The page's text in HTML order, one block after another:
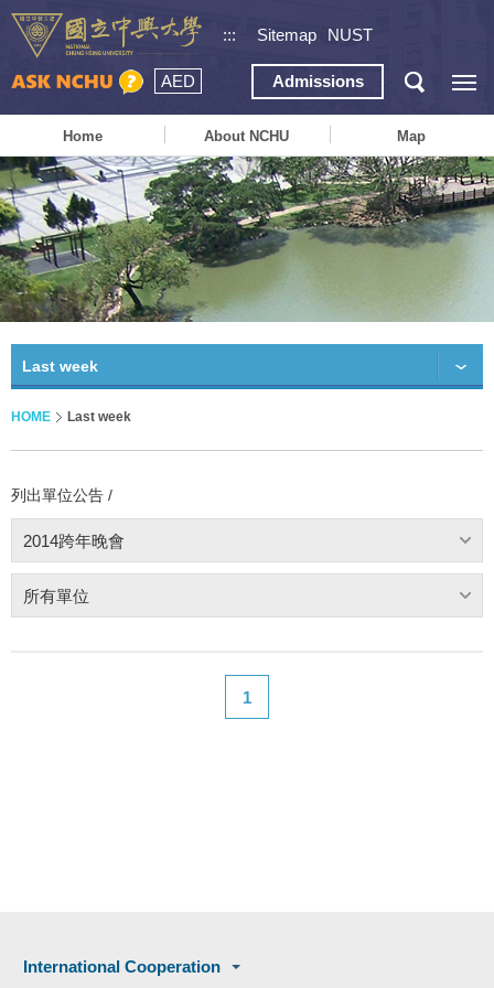
::: Sitemap NUST
AED Admissions
Home About NCHU Map
Last week
HOME Last week
列出單位公告 /
2014跨年晚會
所有單位
1
International Cooperation